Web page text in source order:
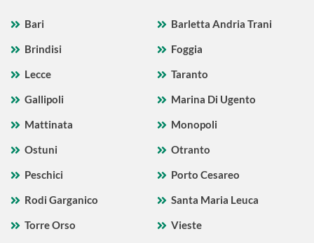
Bari
Barletta Andria Trani
Brindisi
Foggia
Lecce
Taranto
Gallipoli
Marina Di Ugento
Mattinata
Monopoli
Ostuni
Otranto
Peschici
Porto Cesareo
Rodi Garganico
Santa Maria Leuca
Torre Orso
Vieste